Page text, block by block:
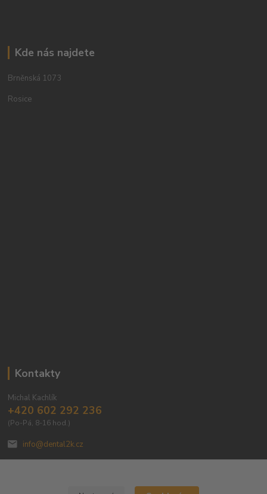
Kde nás najdete
Brněnská 1073
Rosice
Kontakty
Michal Kachlík
+420 602 292 236
(Po-Pá, 8-16 hod.)
info@dental2k.cz